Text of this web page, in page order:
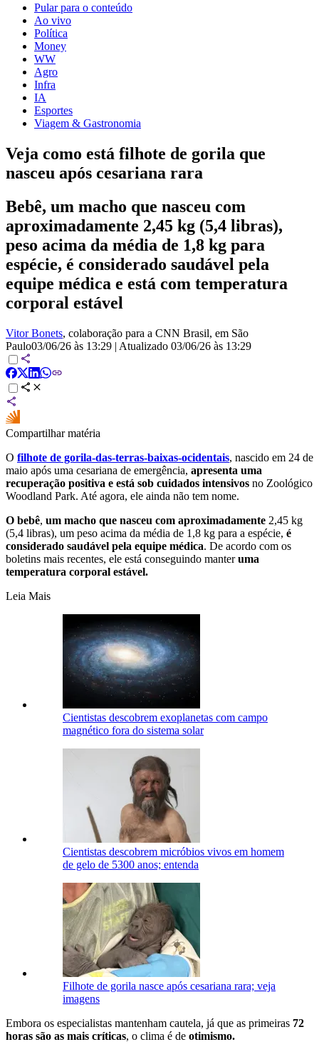
Pular para o conteúdo
Ao vivo
Política
Money
WW
Agro
Infra
IA
Esportes
Viagem & Gastronomia
Veja como está filhote de gorila que
nasceu após cesariana rara
Bebê, um macho que nasceu com
aproximadamente 2,45 kg (5,4 libras),
peso acima da média de 1,8 kg para
espécie, é considerado saudável pela
equipe médica e está com temperatura
corporal estável
Vitor Bonets, colaboração para a CNN Brasil, em São
Paulo03/06/26 às 13:29 | Atualizado 03/06/26 às 13:29
Compartilhar matéria
O filhote de gorila-das-terras-baixas-ocidentais, nascido em 24 de
maio após uma cesariana de emergência, apresenta uma
recuperação positiva e está sob cuidados intensivos no Zoológico
Woodland Park. Até agora, ele ainda não tem nome.
O bebê, um macho que nasceu com aproximadamente 2,45 kg
(5,4 libras), um peso acima da média de 1,8 kg para a espécie, é
considerado saudável pela equipe médica. De acordo com os
boletins mais recentes, ele está conseguindo manteruma
temperatura corporal estável.
Leia Mais
Cientistas descobrem exoplanetas com campo
magnético fora do sistema solar
Cientistas descobrem micróbios vivos em homem
de gelo de 5300 anos; entenda
Filhote de gorila nasce após cesariana rara; veja
imagens
Embora os especialistas mantenham cautela, já que as primeiras 72
horas são as mais críticas, o clima é de otimismo.